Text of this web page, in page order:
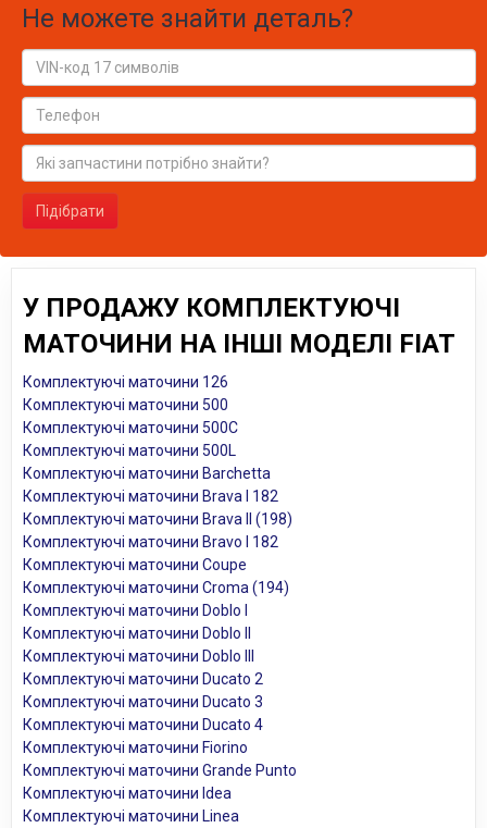
Не можете знайти деталь?
Підібрати
У ПРОДАЖУ КОМПЛЕКТУЮЧІ
МАТОЧИНИ НА ІНШІ МОДЕЛІ FIAT
Комплектуючі маточини 126
Комплектуючі маточини 500
Комплектуючі маточини 500C
Комплектуючі маточини 500L
Комплектуючі маточини Barchetta
Комплектуючі маточини Brava I 182
Комплектуючі маточини Brava II (198)
Комплектуючі маточини Bravo I 182
Комплектуючі маточини Coupe
Комплектуючі маточини Croma (194)
Комплектуючі маточини Doblo I
Комплектуючі маточини Doblo II
Комплектуючі маточини Doblo III
Комплектуючі маточини Ducato 2
Комплектуючі маточини Ducato 3
Комплектуючі маточини Ducato 4
Комплектуючі маточини Fiorino
Комплектуючі маточини Grande Punto
Комплектуючі маточини Idea
Комплектуючі маточини Linea